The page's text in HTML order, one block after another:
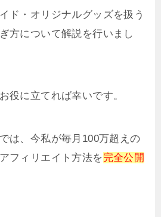
ド・オリジナルグッズを扱う
方について解説を行いまし
役に立てれば幸いです。
は、今私が毎月100万超えの
フィリエイト方法を完全公開